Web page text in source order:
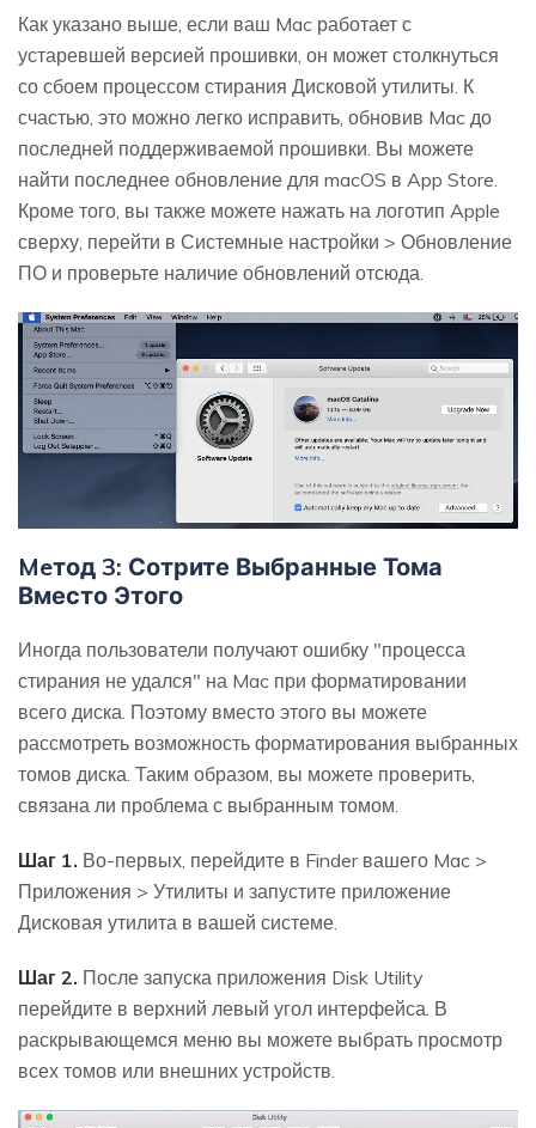
Как указано выше, если ваш Mac работает с
устаревшей версией прошивки, он может столкнуться
со сбоем процессом стирания Дисковой утилиты. К
счастью, это можно легко исправить, обновив Mac до
последней поддерживаемой прошивки. Вы можете
найти последнее обновление для macOS в App Store.
Кроме того, вы также можете нажать на логотип Apple
сверху, перейти в Системные настройки > Обновление
ПО и проверьте наличие обновлений отсюда.
Meтод 3: Сотрите Выбранные Тома
Вместо Этого
Иногда пользователи получают ошибку "процесса
стирания не удался" на Mac при форматировании
всего диска. Поэтому вместо этого вы можете
рассмотреть возможность форматирования выбранных
томов диска. Таким образом, вы можете проверить,
связана ли проблема с выбранным томом.
Шаг 1. Во-первых, перейдите в Finder вашего Mac >
Приложения > Утилиты и запустите приложение
Дисковая утилита в вашей системе.
Шаг 2. После запуска приложения Disk Utility
перейдите в верхний левый угол интерфейса. В
раскрывающемся меню вы можете выбрать просмотр
всех томов или внешних устройств.